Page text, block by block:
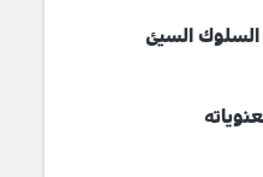
السيئ